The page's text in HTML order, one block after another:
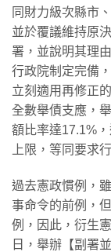
同財力級次縣市
並於覆議維持原
署，並說明其理
行政院制定完備
立刻適用再修正
全數舉債支應，
額比率達17.1%
上限，等同要求
過去憲政慣例，
事命令的前例，
例，因此，衍生
日，舉辦【副署